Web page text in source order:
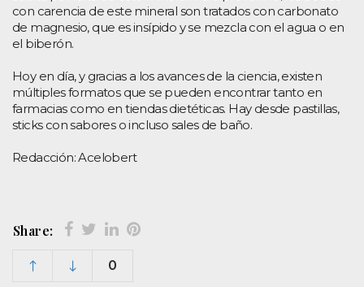
con carencia de este mineral son tratados con carbonato
de magnesio, que es insípido y se mezcla con el agua o en
el biberón.
Hoy en día, y gracias a los avances de la ciencia, existen
múltiples formatos que se pueden encontrar tanto en
farmacias como en tiendas dietéticas. Hay desde pastillas,
sticks con sabores o incluso sales de baño.
Redacción: Acelobert
Share:
0